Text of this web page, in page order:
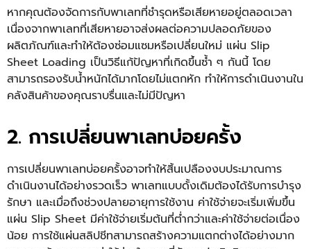
หากคุณต้องจัดการกับพาเลทที่ชำรุดหรือเสียหายอยู่ตลอดเวลา
เนื่องจากพาเลทที่เสียหายอาจส่งผลต่อความปลอดภัยของ
ผลิตภัณฑ์และทำให้ต้องซ่อมแซมหรือเปลี่ยนใหม่ แผ่น Slip
Sheet Loading เป็นวิธีแก้ปัญหาที่เกิดขึ้นซ้ำ ๆ กันนี้ โดย
สามารถรองรับน้ำหนักได้มากโดยไม่แตกหัก ทำให้การดำเนินงานใน
คลังสินค้าของคุณราบรื่นและไม่มีปัญหา
2. การเปลี่ยนพาเลทบ่อยครั้ง
การเปลี่ยนพาเลทบ่อยครั้งอาจทำให้สิ้นเปลืองงบประมาณการ
ดำเนินงานได้อย่างรวดเร็ว พาเลทแบบดั้งเดิมต้องได้รับการบำรุง
รักษา และเมื่อถึงช่วงปลายอายุการใช้งาน ค่าใช้จ่ายจะเริ่มเพิ่มขึ้น
แผ่น Slip Sheet มีค่าใช้จ่ายเริ่มต้นที่ต่ำกว่าและค่าใช้จ่ายต่อเนื่อง
น้อย การใช้แผ่นสลิปชีทสามารถสร้างความแตกต่างได้อย่างมาก